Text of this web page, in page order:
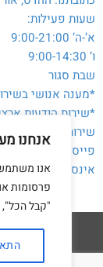
אנחנו
אנו
פרסומות
"קבל הכל",
שעות פעילות:
א’-ה’ 9:00-21:00
ו’ 9:00-14:30
שבת סגור
*מענה אנושי בשירות
*שירות הודעות ארצי
שירות לקוחות
פייסבוק:
אינסטגרם: